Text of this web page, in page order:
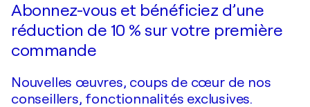
Abonnez-vous et bénéficiez d’une
réduction de 10 % sur votre première
commande
Nouvelles œuvres, coups de cœur de nos
conseillers, fonctionnalités exclusives.